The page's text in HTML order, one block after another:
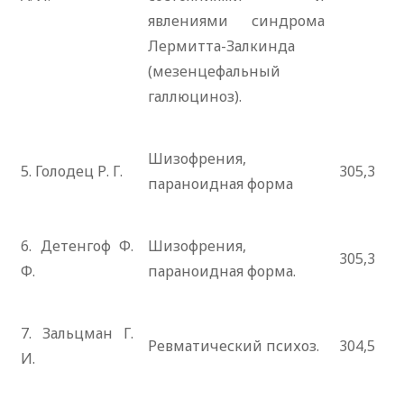
явлениями синдрома
Лермитта-Залкинда
(мезенцефальный
галлюциноз).
5. Голодец Р. Г.
Шизофрения,
параноидная форма
305,3
6. Детенгоф Ф.
Ф.
Шизофрения,
параноидная форма.
305,3
7. Зальцман Г.
И.
Ревматический психоз. 304,5